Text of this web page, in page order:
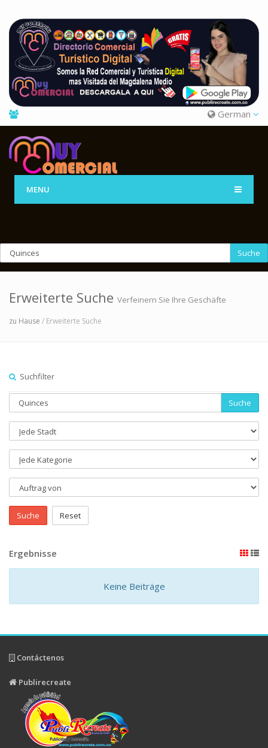
German
MENU
Suche
Erweiterte Suche Verfeinern Sie Ihre Geschäfte
zu Hause / Erweiterte Suche
Suchfilter
Suche
Suche Reset
Ergebnisse
Keine Beiträge
Contáctenos
Publirecreate